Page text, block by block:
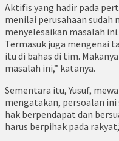
Aktifis yang hadir pada
menilai perusahaan sudah
menyelesaikan masalah
Termasuk juga mengenai
itu di bahas di tim.
masalah ini,” katanya.
Sementara itu, Yusuf,
mengatakan, persoalan
hak berpendapat dan
harus berpihak pada